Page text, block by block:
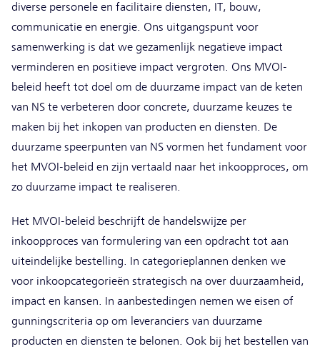
diverse personele en facilitaire diensten, IT, bouw,
communicatie en energie. Ons uitgangspunt voor
samenwerking is dat we gezamenlijk negatieve impact
verminderen en positieve impact vergroten. Ons MVOI-
beleid heeft tot doel om de duurzame impact van de keten
van NS te verbeteren door concrete, duurzame keuzes te
maken bij het inkopen van producten en diensten. De
duurzame speerpunten van NS vormen het fundament voor
het MVOI-beleid en zijn vertaald naar het inkoopproces, om
zo duurzame impact te realiseren.
Het MVOI-beleid beschrijft de handelswijze per
inkoopproces van formulering van een opdracht tot aan
uiteindelijke bestelling. In categorieplannen denken we
voor inkoopcategorieën strategisch na over duurzaamheid,
impact en kansen. In aanbestedingen nemen we eisen of
gunningscriteria op om leveranciers van duurzame
producten en diensten te belonen. Ook bij het bestellen van